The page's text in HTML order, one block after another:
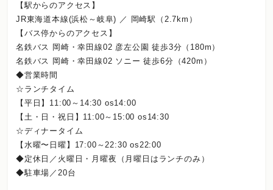
【駅からのアクセス】
JR東海道本線(浜松～岐阜) ／ 岡崎駅（2.7km）
【バス停からのアクセス】
名鉄バス 岡崎・幸田線02 彦左公園 徒歩3分（180m）
名鉄バス 岡崎・幸田線02 ソニー 徒歩6分（420m）
◆営業時間
☆ランチタイム
【平日】11:00～14:30 os14:00
【土・日・祝日】11:00～15:00 os14:30
☆ディナータイム
【水曜〜日曜】17:00～22:30 os22:00
◆定休日／火曜日・月曜夜（月曜日はランチのみ）
◆駐車場／20台